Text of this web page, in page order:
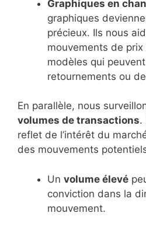
Graphiques en
graphiques
précieux. Ils nous
mouvements de
modèles qui
retournements ou
En parallèle, nous
volumes de transactions.
reflet de l’intérêt du
des mouvements
Un volume élevé
conviction dans la
mouvement.